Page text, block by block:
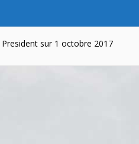
sur 1 octobre 2017